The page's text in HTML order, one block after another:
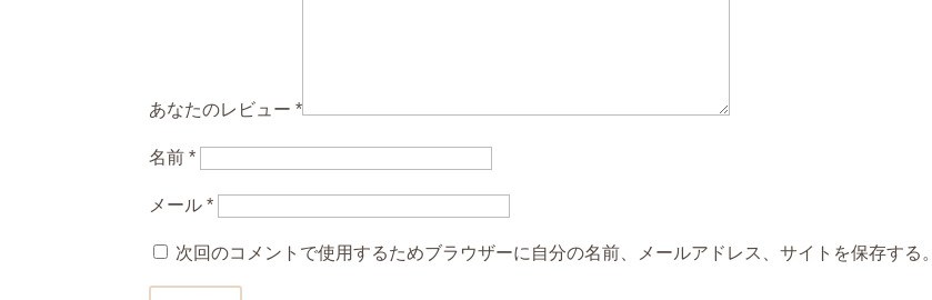
あなたのレビュー*
名前*
メール*
次回のコメントで使用するためブラウザーに自分の名前、メールアドレス、サイトを保存する。